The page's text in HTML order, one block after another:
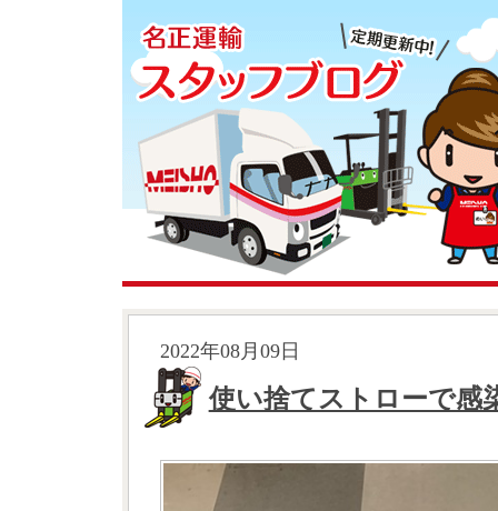
2022年08月09日
使い捨てストローで感